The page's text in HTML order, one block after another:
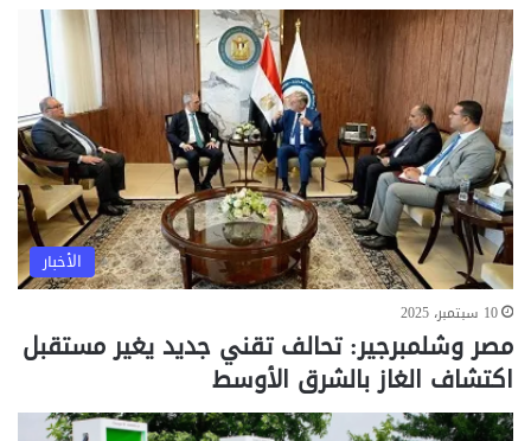
الأخبار
10 سبتمبر، 2025
مصر وشلمبرجير: تحالف تقني جديد يغير مستقبل
اكتشاف الغاز بالشرق الأوسط